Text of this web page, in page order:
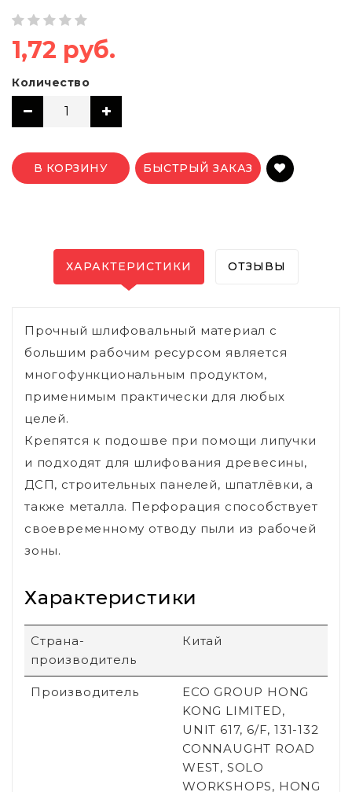
1,72 руб.
Количество
В КОРЗИНУ БЫСТРЫЙ ЗАКАЗ
ХАРАКТЕРИСТИКИ ОТЗЫВЫ
Прочный шлифовальный материал с
большим рабочим ресурсом является
многофункциональным продуктом,
применимым практически для любых
целей.
Крепятся к подошве при помощи липучки
и подходят для шлифования древесины,
ДСП, строительных панелей, шпатлёвки, а
также металла. Перфорация способствует
своевременному отводу пыли из рабочей
зоны.
Характеристики
Страна-
производитель
Китай
Производитель
ECO GROUP HONG
KONG LIMITED,
UNIT 617, 6/F, 131-132
CONNAUGHT ROAD
WEST, SOLO
WORKSHOPS, HONG